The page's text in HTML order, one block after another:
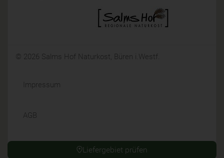
Liefergebiet prüfen
© 2026 Salms Hof Naturkost, Büren i.Westf.
Impressum
AGB